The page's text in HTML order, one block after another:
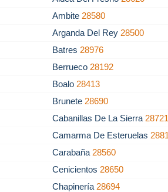
Ambite 28580
Arganda Del Rey 28500
Batres 28976
Berrueco 28192
Boalo 28413
Brunete 28690
Cabanillas De La Sierra 28721
Camarma De Esteruelas
Carabaña 28560
Cenicientos 28650
Chapinería 28694